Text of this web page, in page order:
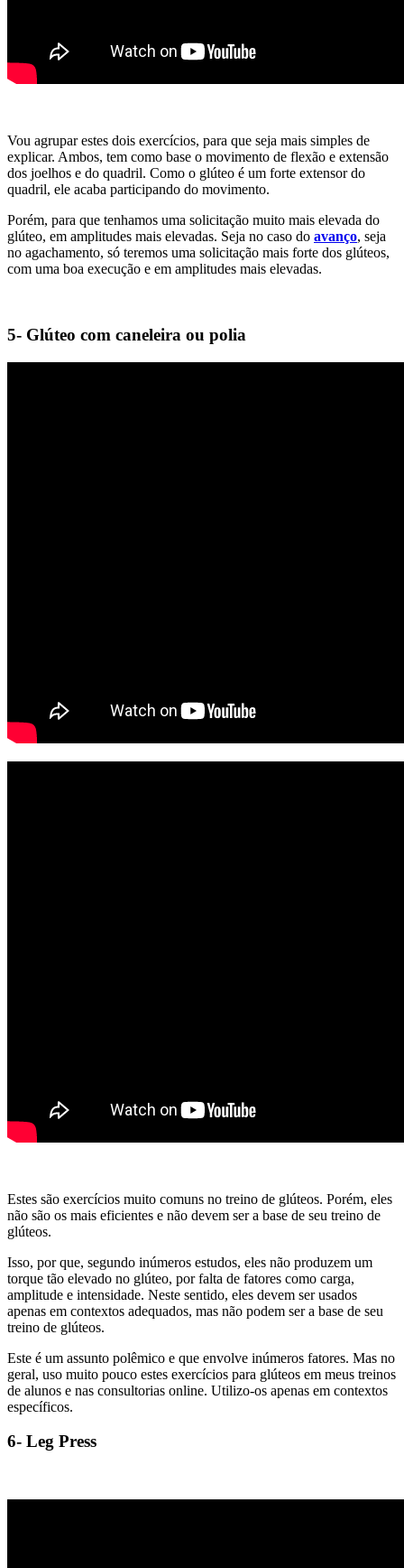
Vou agrupar estes dois exercícios, para que seja mais simples de
explicar. Ambos, tem como base o movimento de flexão e extensão
dos joelhos e do quadril. Como o glúteo é um forte extensor do
quadril, ele acaba participando do movimento.
Porém, para que tenhamos uma solicitação muito mais elevada do
glúteo, em amplitudes mais elevadas. Seja no caso do avanço, seja
no agachamento, só teremos uma solicitação mais forte dos glúteos,
com uma boa execução e em amplitudes mais elevadas.
5- Glúteo com caneleira ou polia
Estes são exercícios muito comuns no treino de glúteos. Porém, eles
não são os mais eficientes e não devem ser a base de seu treino de
glúteos.
Isso, por que, segundo inúmeros estudos, eles não produzem um
torque tão elevado no glúteo, por falta de fatores como carga,
amplitude e intensidade. Neste sentido, eles devem ser usados
apenas em contextos adequados, mas não podem ser a base de seu
treino de glúteos.
Este é um assunto polêmico e que envolve inúmeros fatores. Mas no
geral, uso muito pouco estes exercícios para glúteos em meus treinos
de alunos e nas consultorias online. Utilizo-os apenas em contextos
específicos.
6- Leg Press